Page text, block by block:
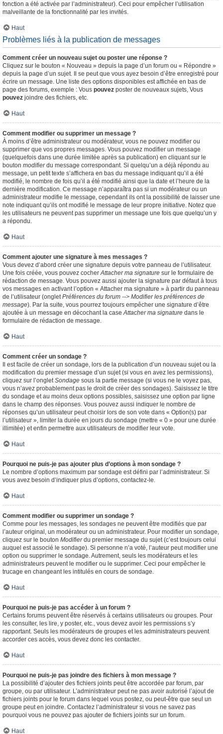
fonction a été activée par l’administrateur). Ceci pour empêcher l’utilisation
malveillante de la fonctionnalité par les invités.
Haut
Problèmes liés à la publication de messages
Comment créer un nouveau sujet ou poster une réponse ?
Cliquez sur le bouton « Nouveau » depuis la page d’un forum ou « Répondre »
depuis la page d’un sujet. Il se peut que vous ayez besoin d’être enregistré pour
écrire un message. Une liste des options disponibles est affichée en bas de
page des forums, exemple : Vous pouvez poster de nouveaux sujets, Vous
pouvez joindre des fichiers, etc.
Haut
Comment modifier ou supprimer un message ?
À moins d’être administrateur ou modérateur, vous ne pouvez modifier ou
supprimer que vos propres messages. Vous pouvez modifier un message
(quelquefois dans une durée limitée après sa publication) en cliquant sur le
bouton modifierdu message correspondant. Si quelqu’un a déjà répondu au
message, un petit texte s’affichera en bas du message indiquant qu’il a été
modifié, le nombre de fois qu’il a été modifié ainsi que la date et l’heure de la
dernière modification. Ce message n’apparaîtra pas si un modérateur ou un
administrateur modifie le message, cependant ils ont la possibilité de laisser une
note indiquant qu’ils ont modifié le message de leur propre initiative. Notez que
les utilisateurs ne peuvent pas supprimer un message une fois que quelqu’un y
a répondu.
Haut
Comment ajouter une signature à mes messages ?
Vous devez d’abord créer une signature depuis votre panneau de l’utilisateur.
Une fois créée, vous pouvez cocherAttacher ma signature sur le formulaire de
rédaction de message. Vous pouvez aussi ajouter la signature par défaut à tous
vos messages en activant l’option « Attacher ma signature » à partir du panneau
de l’utilisateur (ongletPréférences du forum --> Modifier les préférences de
message). Par la suite, vous pourrez toujours empêcher une signature d’être
ajoutée à un message en décochant la caseAttacher ma signature dans le
formulaire de rédaction de message.
Haut
Comment créer un sondage ?
Il est facile de créer un sondage, lors de la publication d’un nouveau sujet ou la
modification du premier message d’un sujet (si vous en avez les permissions),
cliquez sur l’ongletSondage sous la partie message (si vous ne le voyez pas,
vous n’avez probablement pas le droit de créer des sondages). Saisissez le titre
du sondage et au moins deux options possibles, saisissez une option par ligne
dans le champ des réponses. Vous pouvez aussi indiquer le nombre de
réponses qu’un utilisateur peut choisir lors de son vote dans « Option(s) par
l’utilisateur », limiter la durée en jours du sondage (mettre « 0 » pour une durée
illimitée) et enfin permettre aux utilisateurs de modifier leur vote.
Haut
Pourquoi ne puis-je pas ajouter plus d’options à mon sondage ?
Le nombre d’options maximum par sondage est défini par l’administrateur. Si
vous avez besoin d’indiquer plus d’options, contactez-le.
Haut
Comment modifier ou supprimer un sondage ?
Comme pour les messages, les sondages ne peuvent être modifiés que par
l’auteur original, un modérateur ou un administrateur. Pour modifier un sondage,
cliquez sur le bouton Modifierdu premier message du sujet (c’est toujours celui
auquel est associé le sondage). Si personne n’a voté, l’auteur peut modifier une
option ou supprimer le sondage. Autrement, seuls les modérateurs et les
administrateurs peuvent le modifier ou le supprimer. Ceci pour empêcher le
trucage en changeant les intitulés en cours de sondage.
Haut
Pourquoi ne puis-je pas accéder à un forum ?
Certains forums peuvent être réservés à certains utilisateurs ou groupes. Pour
les consulter, les lire, y poster, etc., vous devez avoir les permissions s’y
rapportant. Seuls les modérateurs de groupes et les administrateurs peuvent
accorder ces accès, vous devez donc les contacter.
Haut
Pourquoi ne puis-je pas joindre des fichiers à mon message ?
La possibilité d’ajouter des fichiers joints peut être accordée par forum, par
groupe, ou par utilisateur. L’administrateur peut ne pas avoir autorisé l’ajout de
fichiers joints pour le forum dans lequel vous postez, ou peut-être que seul un
groupe peut en joindre. Contactez l’administrateur si vous ne savez pas
pourquoi vous ne pouvez pas ajouter de fichiers joints sur un forum.
Haut